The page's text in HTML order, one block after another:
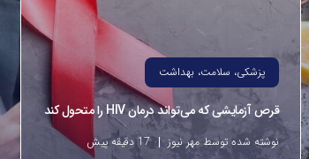
پزشکی، سلامت، بهداشت
قرص آزمایشی که می‌تواند درمان HIV را متحول کند
نوشته شده توسط مهر نیوز 17 دقیقه پیش